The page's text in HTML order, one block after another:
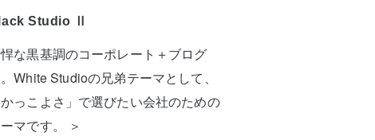
Studio Ⅱ
な黒基調のコーポレート＋ブログ
White Studioの兄弟テーマとして、
かっこよさ」で選びたい会社のための
マです。 ＞